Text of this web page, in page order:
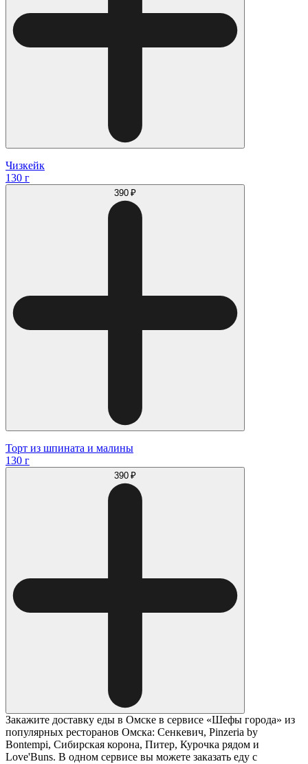
Чизкейк
130 г
390 ₽
Торт из шпината и малины
130 г
390 ₽
Закажите доставку еды в Омске в сервисе «Шефы города» из
популярных ресторанов Омска: Сенкевич, Pinzeria by
Bontempi, Сибирская корона, Питер, Курочка рядом и
Love'Buns. В одном сервисе вы можете заказать еду с